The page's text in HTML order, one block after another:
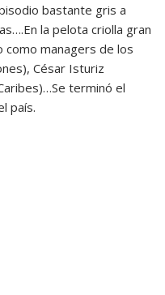
bastante gris a
la pelota criolla gran
managers de los
César Isturiz
terminó el
país.